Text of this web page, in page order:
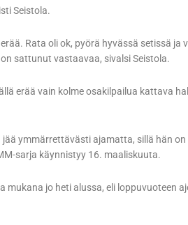
Seistola.
Rata oli ok, pyörä hyvässä setissä
sattunut vastaavaa, sivalsi Seistola.
erää vain kolme osakilpailua kattava
ymmärrettävästi ajamatta, sillä hän
sarja käynnistyy 16. maaliskuuta.
mukana jo heti alussa, eli loppuvuoteen